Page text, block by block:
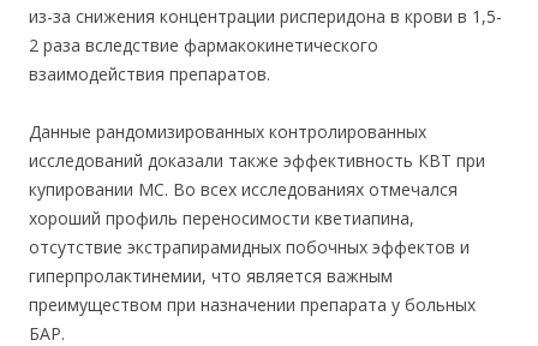
из-за снижения концентрации рисперидона в крови в 1,5-
2 раза вследствие фармакокинетического
взаимодействия препаратов.
Данные рандомизированных контролированных
исследований доказали также эффективность КВТ при
купировании МС. Во всех исследованиях отмечался
хороший профиль переносимости кветиапина,
отсутствие экстрапирамидных побочных эффектов и
гиперпролактинемии, что является важным
преимуществом при назначении препарата у больных
БАР.